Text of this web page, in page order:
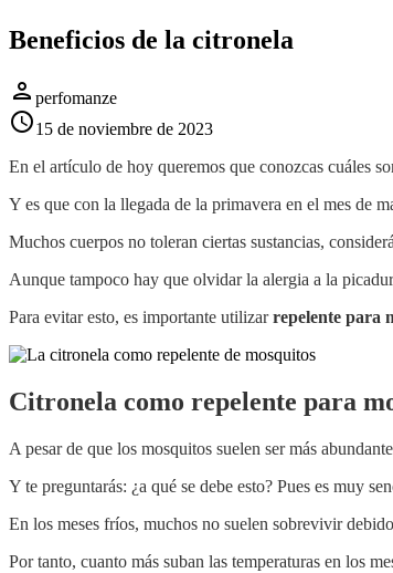
Beneficios de la citronela
person perfomanze
schedule15 de noviembre de 2023
En el artículo de hoy queremos que conozcas cuáles
Y es que con la llegada de la primavera en el mes de
Muchos cuerpos no toleran ciertas sustancias,
Aunque tampoco hay que olvidar la alergia a la
Para evitar esto, es importante utilizarrepelente para
Citronela como repelente para
A pesar de que los mosquitos suelen ser más
Y te preguntarás: ¿a qué se debe esto? Pues es muy
En los meses fríos, muchos no suelen sobrevivir
Por tanto, cuanto más suban las temperaturas en los